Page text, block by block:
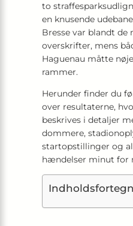
to
en knusende
Bresse var blandt de
overskrifter, mens
Haguenau måtte
rammer.
Herunder finder du
over resultaterne,
beskrives i detaljer
dommere,
startopstillinger og
hændelser minut for